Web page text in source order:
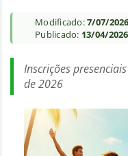
Modificado:7/07/
Publicado: 13/04/
Inscrições
de 2026